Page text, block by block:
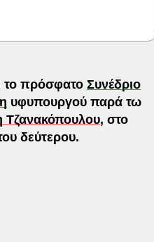
το πρόσφατο Συνέδριο
υφυπουργού παρά τω
Τζανακόπουλου, στο
δεύτερου.